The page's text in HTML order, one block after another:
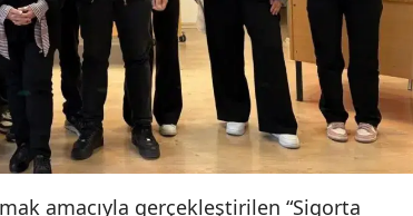
Çankırı
Çorum
Denizli
Diyarbakır
amacıyla gerçekleştirilen “Sigorta